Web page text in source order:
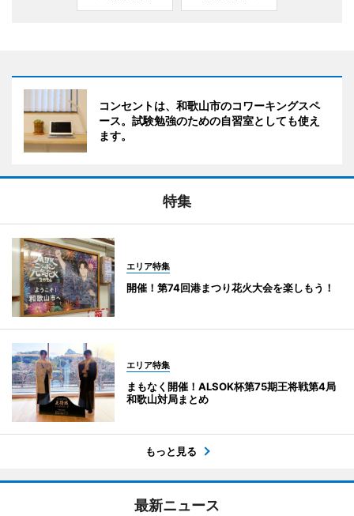
コンセントは、和歌山市のコワーキングスペ
ース。試験勉強のための自習室としても使え
ます。
特集
エリア特集
開催！第74回港まつり花火大会を楽しもう！
エリア特集
まもなく開催！ALSOK杯第75期王将戦第4局
和歌山対局まとめ
もっと見る
最新ニュース